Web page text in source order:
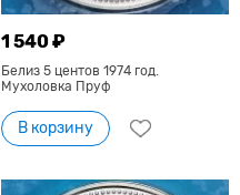
1 540 ₽
Белиз 5 центов 1974 год.
Мухоловка Пруф
В корзину